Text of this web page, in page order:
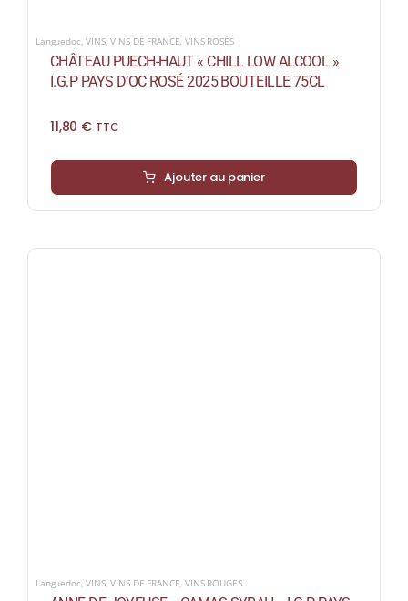
Languedoc ,VINS,VINS DE FRANCE ,VINS ROSÉS
CHÂTEAU PUECH-HAUT « CHILL LOW ALCOOL »
I.G.P PAYS D’OC ROSÉ 2025 BOUTEILLE 75CL
11,80 € TTC
Ajouter au panier
Languedoc ,VINS,VINS DE FRANCE ,VINS ROUGES